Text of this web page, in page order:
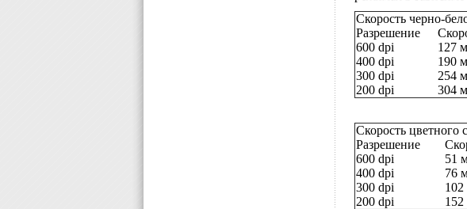
Скорость черно-
Разрешение
600 dpi
127
400 dpi
190
300 dpi
254
200 dpi
304
Скорость цветного
Разрешение
600 dpi
51
400 dpi
76
300 dpi
200 dpi